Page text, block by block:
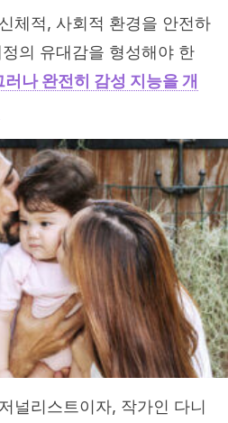
체적, 사회적 환경을 안전하
의 유대감을 형성해야 한
러나 완전히 감성 지능을 개
널리스트이자, 작가인 다니